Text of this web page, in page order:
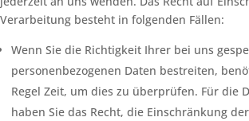
Verarbeitung besteht in folgenden Fällen:
Wenn Sie die Richtigkeit Ihrer bei uns
personenbezogenen Daten bestreiten,
Regel Zeit, um dies zu überprüfen. Für die
haben Sie das Recht, die Einschränkung